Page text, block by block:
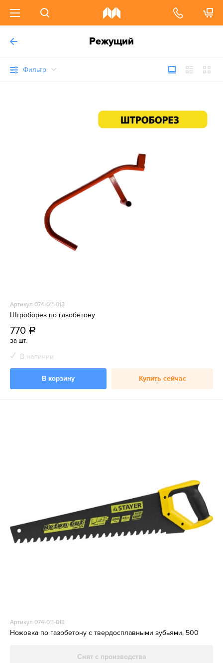
Режущий
Фильтр
Артикул 074-011-013
Штроборез по газобетону
770 a
за шт.
В наличии
В корзину Купить сейчас
Артикул 074-011-018
Ножовка по газобетону с твердосплавными зубьями, 500
Снят с производства